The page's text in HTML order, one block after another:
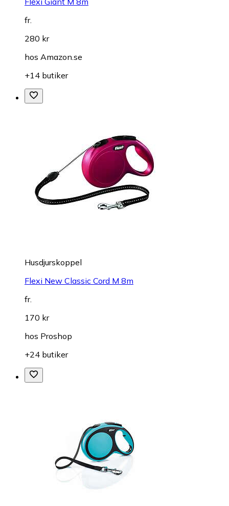
fr.
280 kr
hos Amazon.se
+14 butiker
Husdjurskoppel
Flexi New Classic Cord M 8m
fr.
170 kr
hos Proshop
+24 butiker